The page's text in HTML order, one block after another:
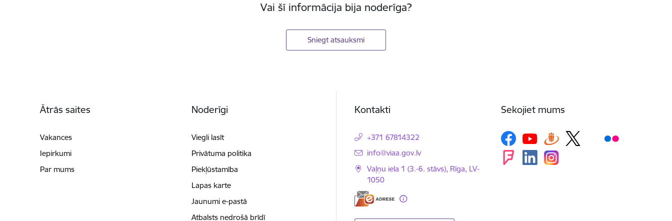
Vai šī informācija bija noderīga?
Sniegt atsauksmi
Ātrās saites
Vakances
Iepirkumi
Par mums
Noderīgi
Viegli lasīt
Privātuma politika
Piekļūstamība
Lapas karte
Jaunumi e-pastā
Atbalsts nedrošā brīdī
Kontakti
+371 67814322
E-pasts:
info@viaa.gov.lv
Vaļņu iela 1 (3.-6. stāvs), Rīga, LV-
1050
Sekojiet mums